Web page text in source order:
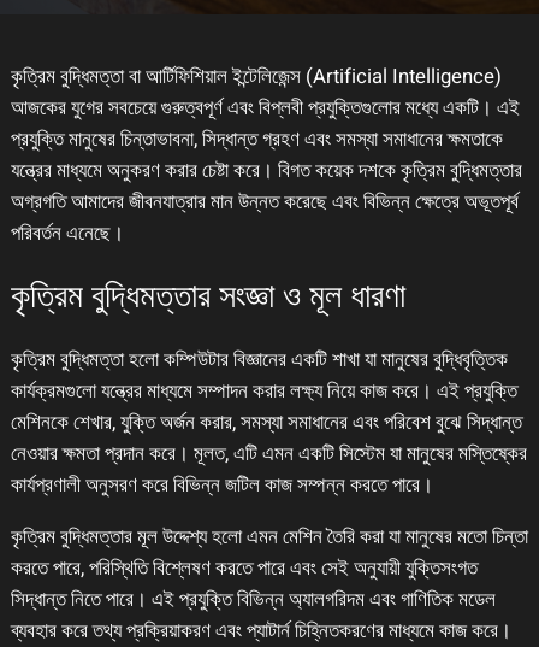
কৃত্রিম বুদ্ধিমত্তা বা আর্টিফিশিয়াল ইন্টেলিজেন্স (Artificial Intelligence)
আজকের যুগের সবচেয়ে গুরুত্বপূর্ণ এবং বিপ্লবী প্রযুক্তিগুলোর মধ্যে একটি। এই
প্রযুক্তি মানুষের চিন্তাভাবনা, সিদ্ধান্ত গ্রহণ এবং সমস্যা সমাধানের ক্ষমতাকে
যন্ত্রের মাধ্যমে অনুকরণ করার চেষ্টা করে। বিগত কয়েক দশকে কৃত্রিম বুদ্ধিমত্তার
অগ্রগতি আমাদের জীবনযাত্রার মান উন্নত করেছে এবং বিভিন্ন ক্ষেত্রে অভূতপূর্ব
পরিবর্তন এনেছে।
কৃত্রিম বুদ্ধিমত্তার সংজ্ঞা ও মূল ধারণা
কৃত্রিম বুদ্ধিমত্তা হলো কম্পিউটার বিজ্ঞানের একটি শাখা যা মানুষের বুদ্ধিবৃত্তিক
কার্যক্রমগুলো যন্ত্রের মাধ্যমে সম্পাদন করার লক্ষ্য নিয়ে কাজ করে। এই প্রযুক্তি
মেশিনকে শেখার, যুক্তি অর্জন করার, সমস্যা সমাধানের এবং পরিবেশ বুঝে সিদ্ধান্ত
নেওয়ার ক্ষমতা প্রদান করে। মূলত, এটি এমন একটি সিস্টেম যা মানুষের মস্তিষ্কের
কার্যপ্রণালী অনুসরণ করে বিভিন্ন জটিল কাজ সম্পন্ন করতে পারে।
কৃত্রিম বুদ্ধিমত্তার মূল উদ্দেশ্য হলো এমন মেশিন তৈরি করা যা মানুষের মতো চিন্তা
করতে পারে, পরিস্থিতি বিশ্লেষণ করতে পারে এবং সেই অনুযায়ী যুক্তিসংগত
সিদ্ধান্ত নিতে পারে। এই প্রযুক্তি বিভিন্ন অ্যালগরিদম এবং গাণিতিক মডেল
ব্যবহার করে তথ্য প্রক্রিয়াকরণ এবং প্যাটার্ন চিহ্নিতকরণের মাধ্যমে কাজ করে।